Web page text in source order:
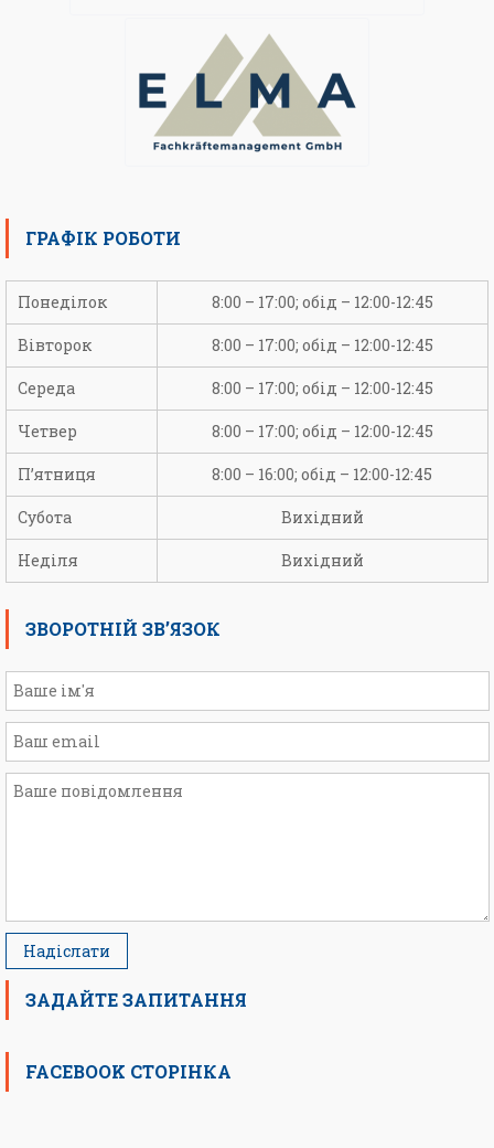
ГРАФІК РОБОТИ
Понеділок 8:00 – 17:00; обід – 12:00-12:45
Вівторок 8:00 – 17:00; обід – 12:00-12:45
Середа 8:00 – 17:00; обід – 12:00-12:45
Четвер 8:00 – 17:00; обід – 12:00-12:45
П’ятниця 8:00 – 16:00; обід – 12:00-12:45
Субота Вихідний
Неділя Вихідний
ЗВОРОТНІЙ ЗВ’ЯЗОК
ЗАДАЙТЕ ЗАПИТАННЯ
FACEBOOK СТОРІНКА